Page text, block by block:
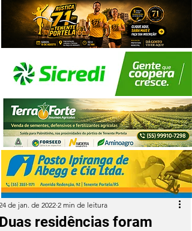
residências foram
de jan. de 2022 2 min de leitura